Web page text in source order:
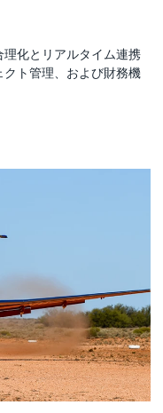
化とリアルタイム連携
ト管理、および財務機